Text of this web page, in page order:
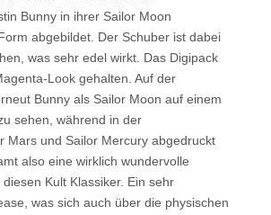
Bunny in ihrer Sailor Moon
abgebildet. Der Schuber ist dabei
was sehr edel wirkt. Das Digipack
Look gehalten. Auf der
Bunny als Sailor Moon auf einem
sehen, während in der
Mars und Sailor Mercury abgedruckt
also eine wirklich wundervolle
Kult Klassiker. Ein sehr
was sich auch über die physischen